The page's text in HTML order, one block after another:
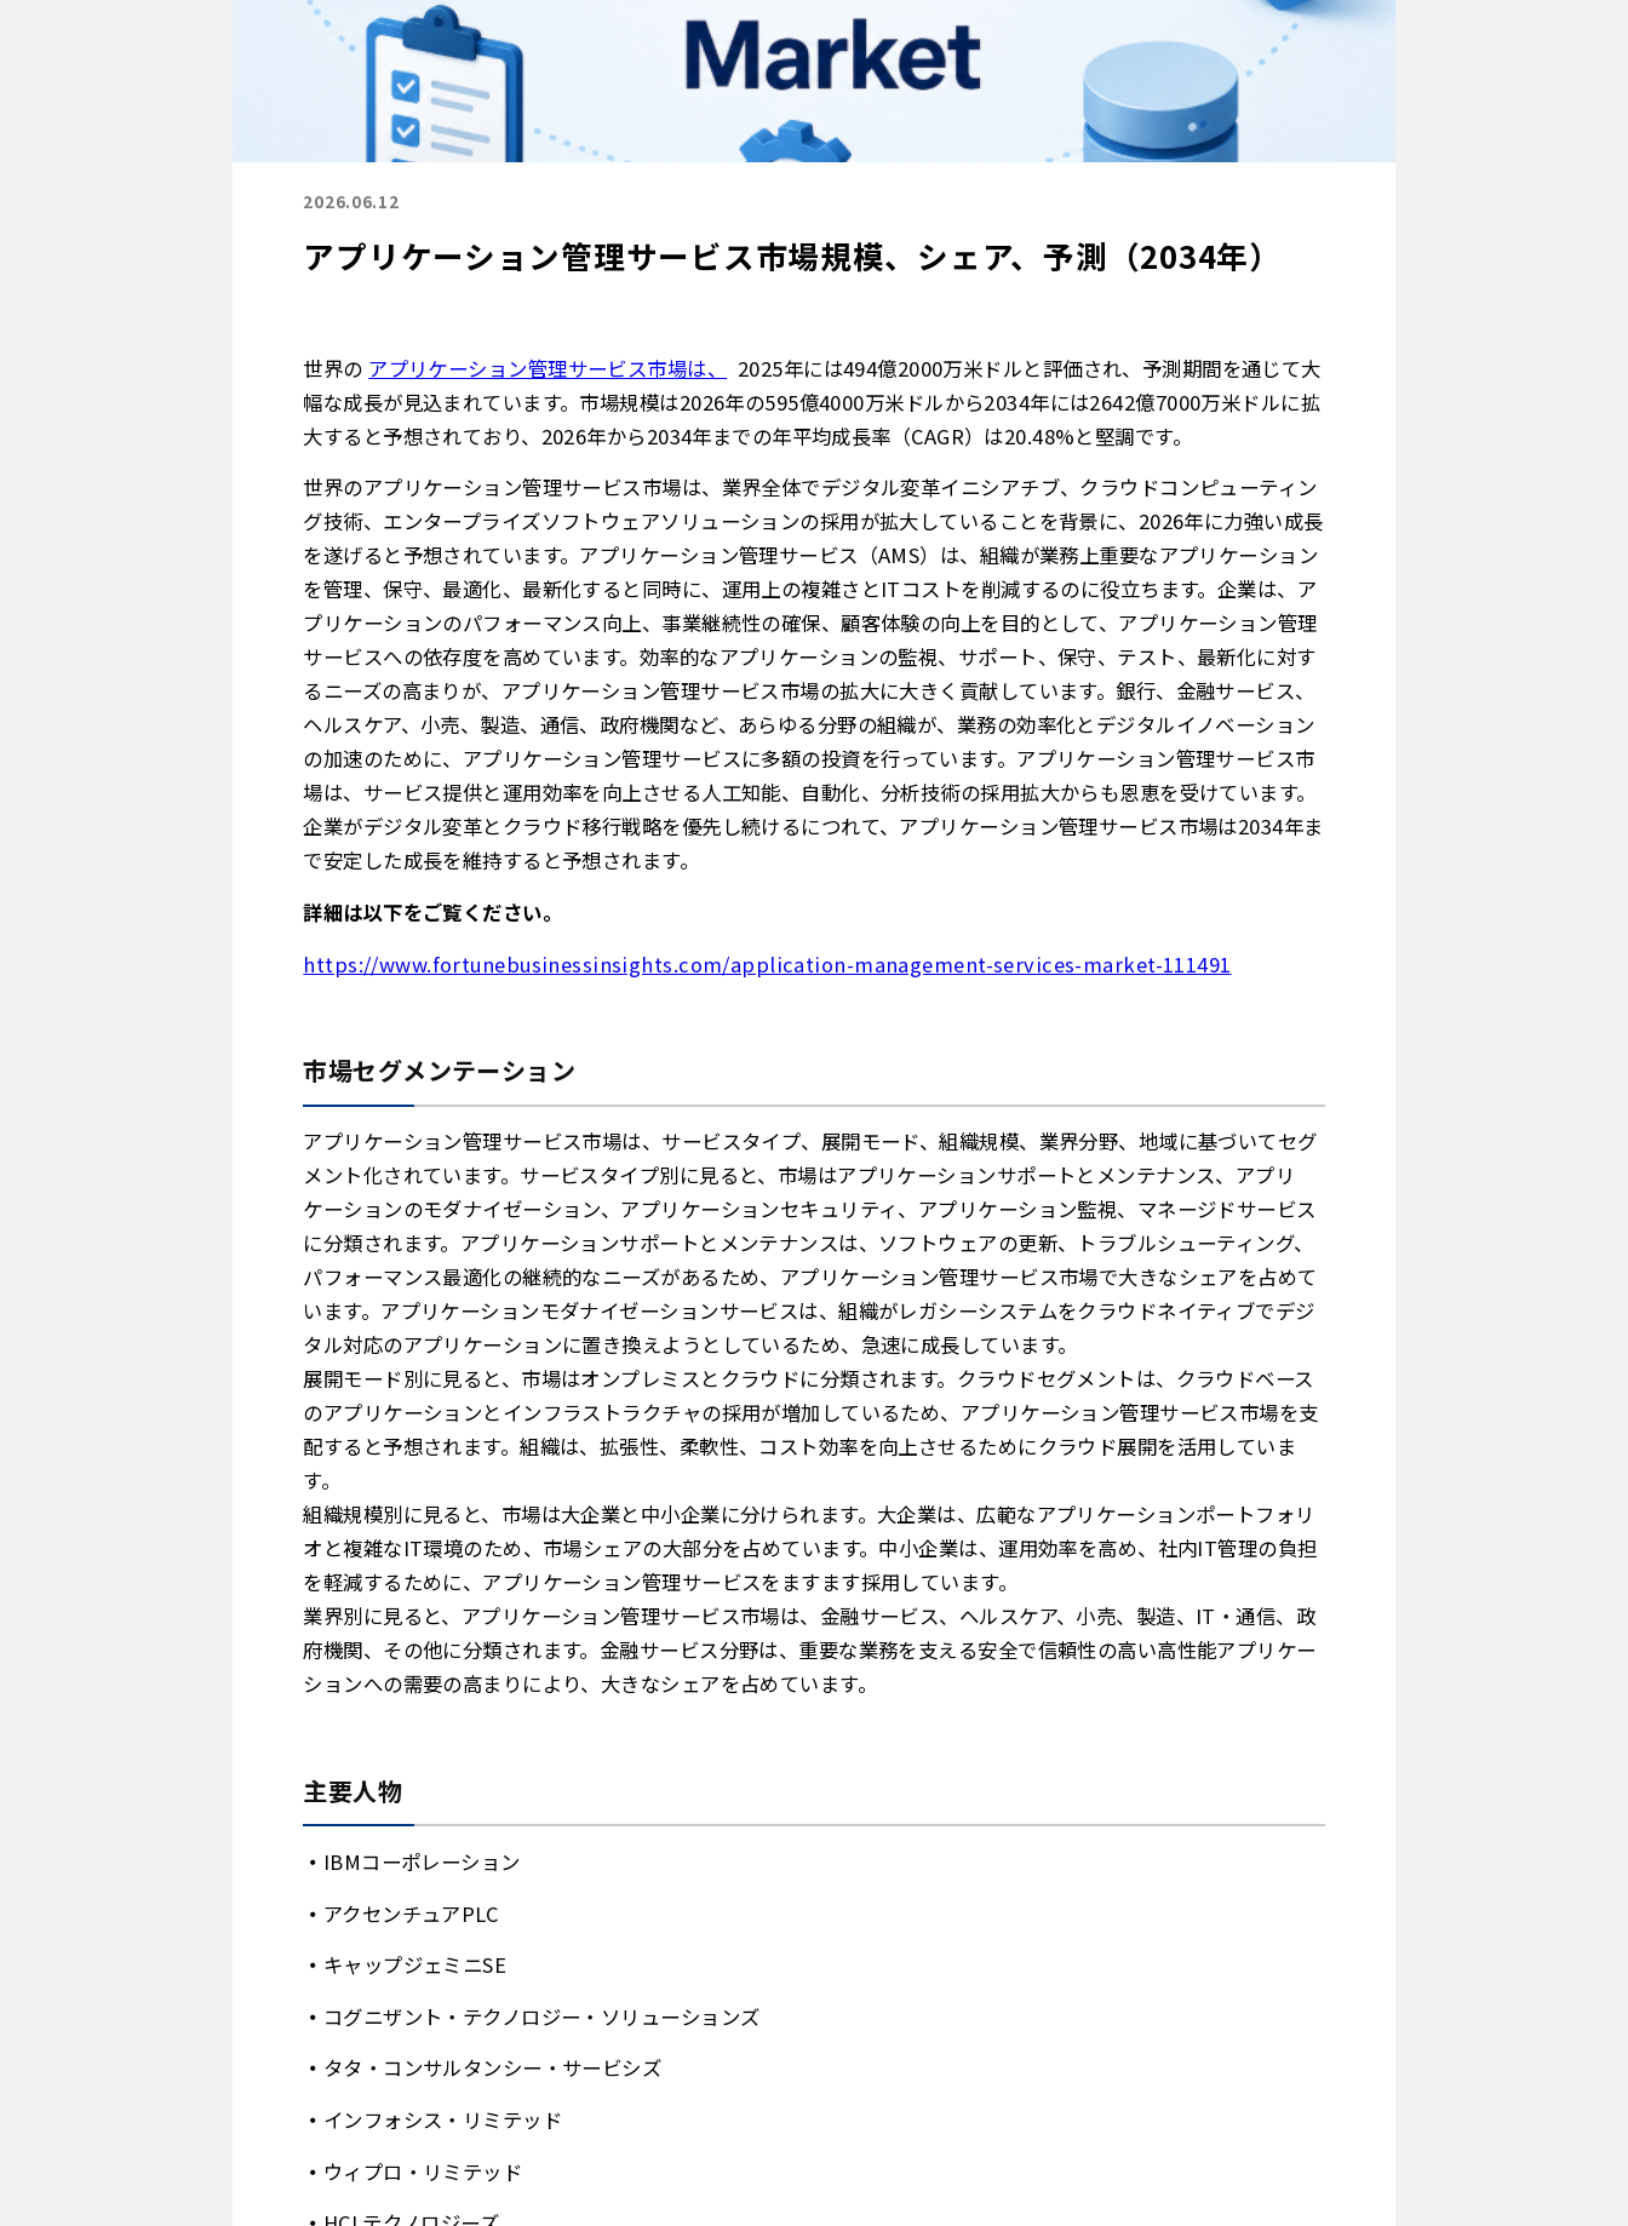
2026.06.12
アプリケーション管理サービス市場規模、シェア、予測（2034年）
世界の アプリケーション管理サービス市場は、
2025年には494億2000万米ドルと評価され、予測期間を通じて大
幅な成長が見込まれています。市場規模は2026年の595億4000万米ドルから2034年には2642億7000万米ドルに拡
大すると予想されており、2026年から2034年までの年平均成長率（CAGR）は20.48%と堅調です。
世界のアプリケーション管理サービス市場は、業界全体でデジタル変革イニシアチブ、クラウドコンピューティン
グ技術、エンタープライズソフトウェアソリューションの採用が拡大していることを背景に、2026年に力強い成長
を遂げると予想されています。アプリケーション管理サービス（AMS）は、組織が業務上重要なアプリケーション
を管理、保守、最適化、最新化すると同時に、運用上の複雑さとITコストを削減するのに役立ちます。企業は、ア
プリケーションのパフォーマンス向上、事業継続性の確保、顧客体験の向上を目的として、アプリケーション管理
サービスへの依存度を高めています。効率的なアプリケーションの監視、サポート、保守、テスト、最新化に対す
るニーズの高まりが、アプリケーション管理サービス市場の拡大に大きく貢献しています。銀行、金融サービス、
ヘルスケア、小売、製造、通信、政府機関など、あらゆる分野の組織が、業務の効率化とデジタルイノベーション
の加速のために、アプリケーション管理サービスに多額の投資を行っています。アプリケーション管理サービス市
場は、サービス提供と運用効率を向上させる人工知能、自動化、分析技術の採用拡大からも恩恵を受けています。
企業がデジタル変革とクラウド移行戦略を優先し続けるにつれて、アプリケーション管理サービス市場は2034年ま
で安定した成長を維持すると予想されます。
詳細は以下をご覧ください。
https://www.fortunebusinessinsights.com/application-management-services-market-111491
市場セグメンテーション
アプリケーション管理サービス市場は、サービスタイプ、展開モード、組織規模、業界分野、地域に基づいてセグ
メント化されています。サービスタイプ別に見ると、市場はアプリケーションサポートとメンテナンス、アプリ
ケーションのモダナイゼーション、アプリケーションセキュリティ、アプリケーション監視、マネージドサービス
に分類されます。アプリケーションサポートとメンテナンスは、ソフトウェアの更新、トラブルシューティング、
パフォーマンス最適化の継続的なニーズがあるため、アプリケーション管理サービス市場で大きなシェアを占めて
います。アプリケーションモダナイゼーションサービスは、組織がレガシーシステムをクラウドネイティブでデジ
タル対応のアプリケーションに置き換えようとしているため、急速に成長しています。
展開モード別に見ると、市場はオンプレミスとクラウドに分類されます。クラウドセグメントは、クラウドベース
のアプリケーションとインフラストラクチャの採用が増加しているため、アプリケーション管理サービス市場を支
配すると予想されます。組織は、拡張性、柔軟性、コスト効率を向上させるためにクラウド展開を活用していま
す。
組織規模別に見ると、市場は大企業と中小企業に分けられます。大企業は、広範なアプリケーションポートフォリ
オと複雑なIT環境のため、市場シェアの大部分を占めています。中小企業は、運用効率を高め、社内IT管理の負担
を軽減するために、アプリケーション管理サービスをますます採用しています。
業界別に見ると、アプリケーション管理サービス市場は、金融サービス、ヘルスケア、小売、製造、IT・通信、政
府機関、その他に分類されます。金融サービス分野は、重要な業務を支える安全で信頼性の高い高性能アプリケー
ションへの需要の高まりにより、大きなシェアを占めています。
主要人物
IBMコーポレーション
アクセンチュアPLC
キャップジェミニSE
コグニザント・テクノロジー・ソリューションズ
タタ・コンサルタンシー・サービシズ
インフォシス・リミテッド
ウィプロ・リミテッド